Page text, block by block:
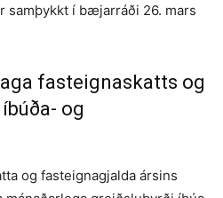
samþykkt í bæjarráði 26. mars
fasteignaskatts og
og
og fasteignagjalda ársins